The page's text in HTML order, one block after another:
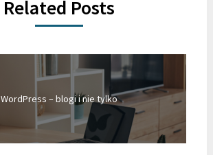
Related Posts
WordPress – blogi i nie tylko